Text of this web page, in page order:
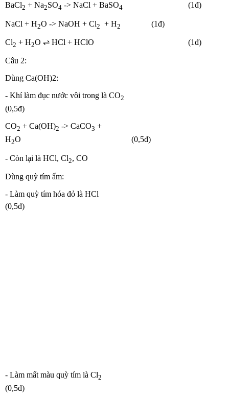
BaCl2 + Na2SO4 -> NaCl + BaSO4 (1đ)
NaCl + H2O -> NaOH + Cl2 + H2 (1đ)
Cl2 + H2O ⇌ HCl + HClO (1đ)
Câu 2:
Dùng Ca(OH)2:
- Khí làm đục nước vôi trong là CO2
(0,5đ)
CO2 + Ca(OH)2 -> CaCO3 +
H2O (0,5đ)
- Còn lại là HCl, Cl2, CO
Dùng quỳ tím ẩm:
- Làm quỳ tím hóa đỏ là HCl
(0,5đ)
- Làm mất màu quỳ tím là Cl2
(0,5đ)